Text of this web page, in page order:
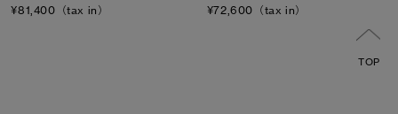
¥81,400（tax in）
¥72,600（tax in）
TOP